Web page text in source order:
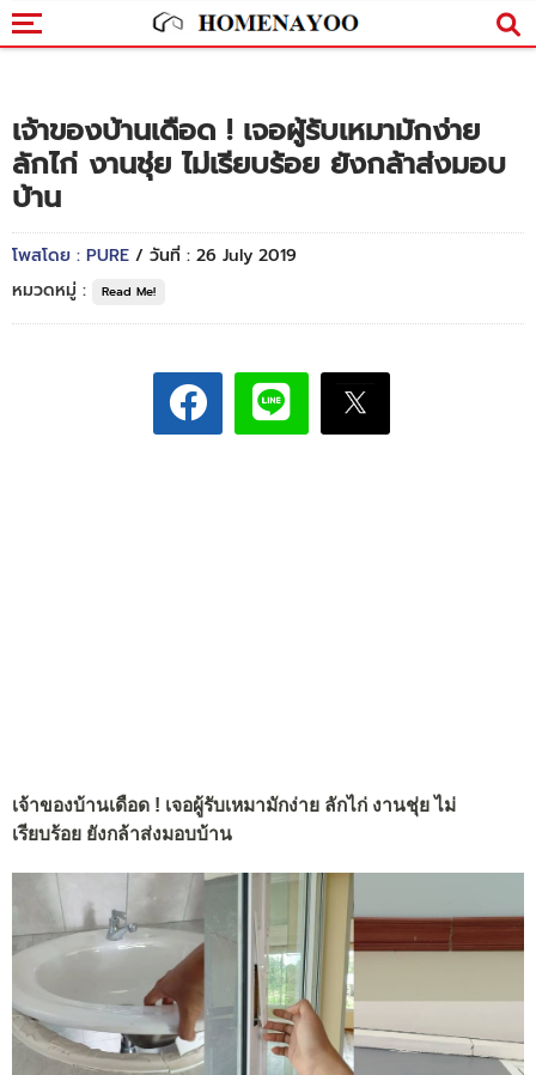
เจ้าของบ้านเดือด ! เจอผู้รับเหมามักง่าย
ลักไก่ งานชุ่ย ไม่เรียบร้อย ยังกล้าส่งมอบ
บ้าน
โพสโดย : PURE / วันที่ : 26 July 2019
หมวดหมู่ :
Read Me!
เจ้าของบ้านเดือด ! เจอผู้รับเหมามักง่าย ลักไก่ งานชุ่ย ไม่
เรียบร้อย ยังกล้าส่งมอบบ้าน